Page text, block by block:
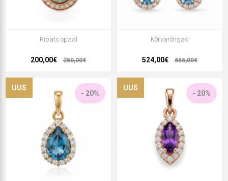
Ripats opaal
200,00€ 250,00€
Kõrvarõngad
524,00€ 655,00€
- 20%
UUS
- 20%
UUS